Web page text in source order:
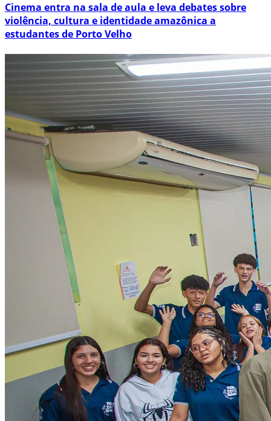
Cinema entra na sala de aula e leva debates sobre
violência, cultura e identidade amazônica a
estudantes de Porto Velho